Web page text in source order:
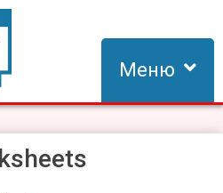
та створення видань для
Меню